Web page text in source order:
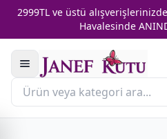
2999TL ve üstü
Havalesinde